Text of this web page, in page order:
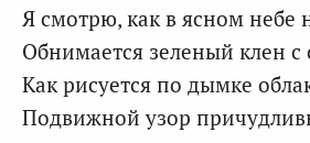
Я смотрю, как в ясном небе
Обнимается зеленый клен с
Как рисуется по дымке
Подвижной узор